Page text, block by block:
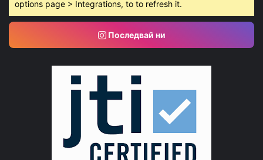
options page > Integrations, to to refresh it.
Последвай ни